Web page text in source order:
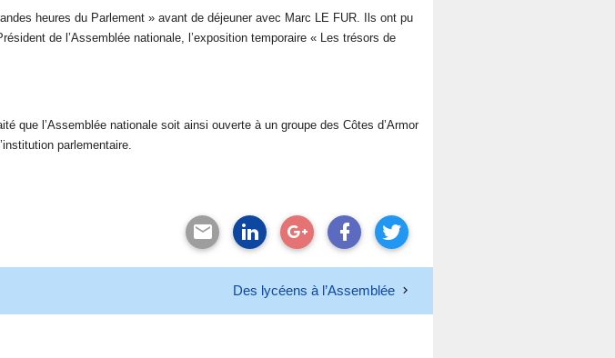
heures du Parlement » avant de déjeuner avec Marc LE FUR. Ils ont pu
de l’Assemblée nationale, l’exposition temporaire « Les trésors de
que l’Assemblée nationale soit ainsi ouverte à un groupe des Côtes d’Armor
parlementaire.
Des lycéens à l’Assemblée